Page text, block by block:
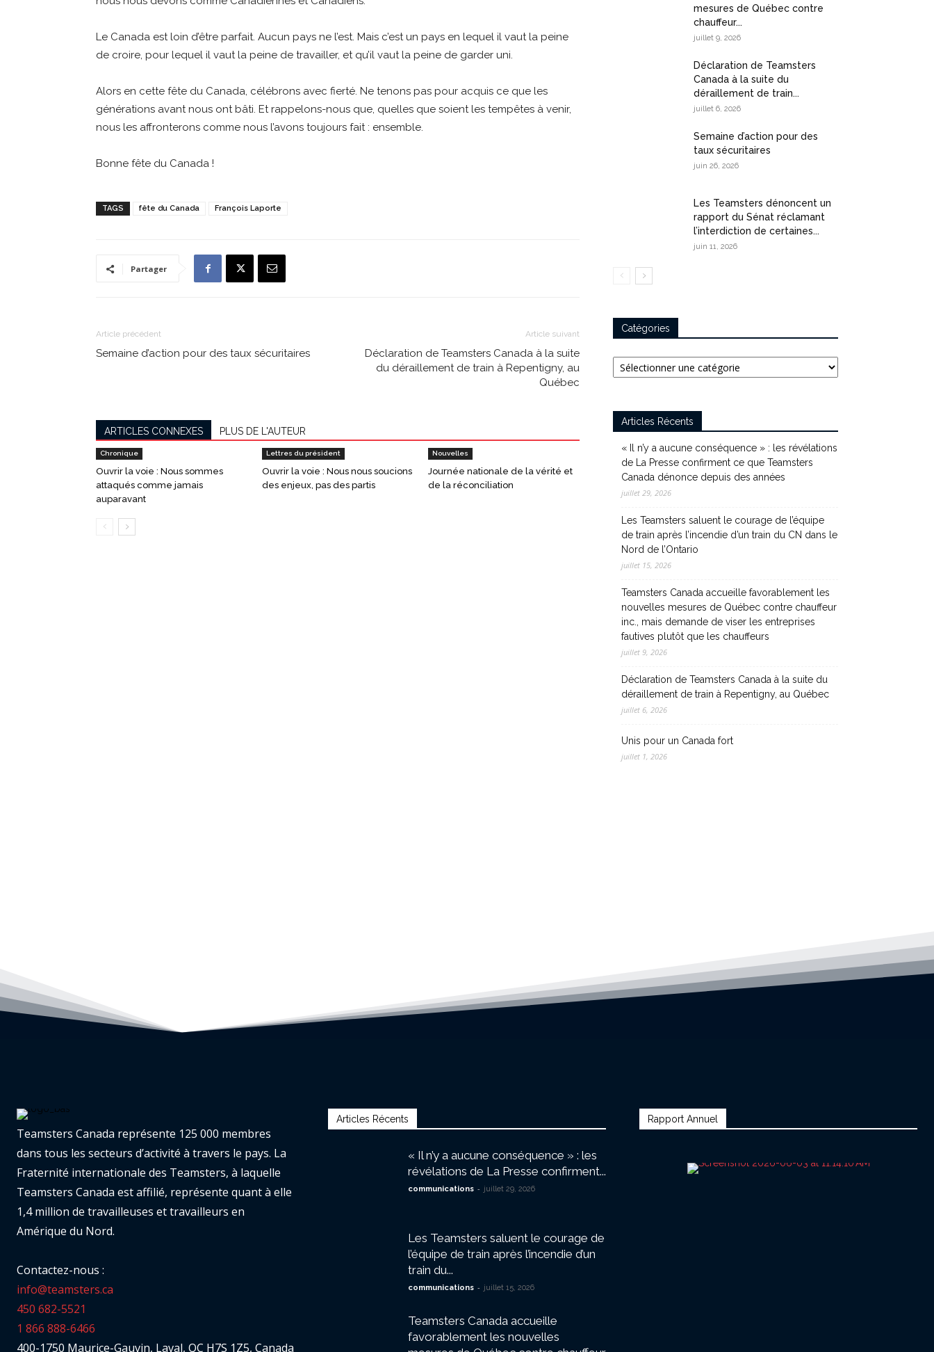
Le Canada est loin d’être parfait. Aucun pays ne l’est. Mais c’est un pays en lequel il vaut la peine
de croire, pour lequel il vaut la peine de travailler, et qu’il vaut la peine de garder uni.
Alors en cette fête du Canada, célébrons avec fierté. Ne tenons pas pour acquis ce que les
générations avant nous ont bâti. Et rappelons-nous que, quelles que soient les tempêtes à venir,
nous les affronterons comme nous l’avons toujours fait : ensemble.
Bonne fête du Canada !
TAGS fête du Canada François Laporte
Partager
Article précédent
Semaine d’action pour des taux sécuritaires
Article suivant
Déclaration de Teamsters Canada à la suite
du déraillement de train à Repentigny, au
Québec
ARTICLES CONNEXES PLUS DE L'AUTEUR
Chronique
Ouvrir la voie : Nous sommes
attaqués comme jamais
auparavant
Lettres du président
Ouvrir la voie : Nous nous soucions
des enjeux, pas des partis
Nouvelles
Journée nationale de la vérité et
de la réconciliation
mesures de Québec contre
chauffeur...
juillet 9, 2026
Déclaration de Teamsters
Canada à la suite du
déraillement de train...
juillet 6, 2026
Semaine d’action pour des
taux sécuritaires
juin 26, 2026
Les Teamsters dénoncent un
rapport du Sénat réclamant
l’interdiction de certaines...
juin 11, 2026
Catégories
Catégories
Articles Récents
« Il n’y a aucune conséquence » : les révélations
de La Presse confirment ce que Teamsters
Canada dénonce depuis des années
juillet 29, 2026
Les Teamsters saluent le courage de l’équipe
de train après l’incendie d’un train du CN dans le
Nord de l’Ontario
juillet 15, 2026
Teamsters Canada accueille favorablement les
nouvelles mesures de Québec contre chauffeur
inc., mais demande de viser les entreprises
fautives plutôt que les chauffeurs
juillet 9, 2026
Déclaration de Teamsters Canada à la suite du
déraillement de train à Repentigny, au Québec
juillet 6, 2026
Unis pour un Canada fort
juillet 1, 2026
Teamsters Canada représente 125 000 membres
dans tous les secteurs d’activité à travers le pays. La
Fraternité internationale des Teamsters, à laquelle
Teamsters Canada est affilié, représente quant à elle
1,4 million de travailleuses et travailleurs en
Amérique du Nord.
Contactez-nous :
info@teamsters.ca
450 682-5521
1 866 888-6466
400-1750 Maurice-Gauvin, Laval, QC H7S 1Z5, Canada
Articles Récents
« Il n’y a aucune conséquence » : les
révélations de La Presse confirment...
communications - juillet 29, 2026
Les Teamsters saluent le courage de
l’équipe de train après l’incendie d’un
train du...
communications - juillet 15, 2026
Teamsters Canada accueille
favorablement les nouvelles
Rapport Annuel